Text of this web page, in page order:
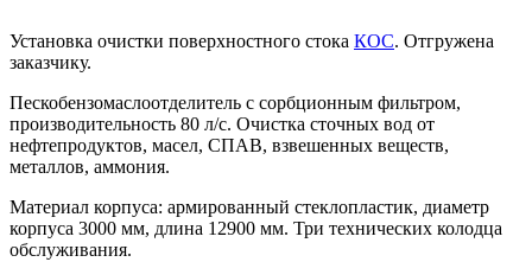
Установка очистки поверхностного стока КОС. Отгружена
заказчику.
Пескобензомаслоотделитель с сорбционным фильтром,
производительность 80 л/с. Очистка сточных вод от
нефтепродуктов, масел, СПАВ, взвешенных веществ,
металлов, аммония.
Материал корпуса: армированный стеклопластик, диаметр
корпуса 3000 мм, длина 12900 мм. Три технических колодца
обслуживания.